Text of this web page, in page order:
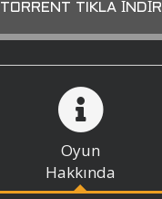
TORRENT TIKLA İNDIR
Oyun
Hakkında